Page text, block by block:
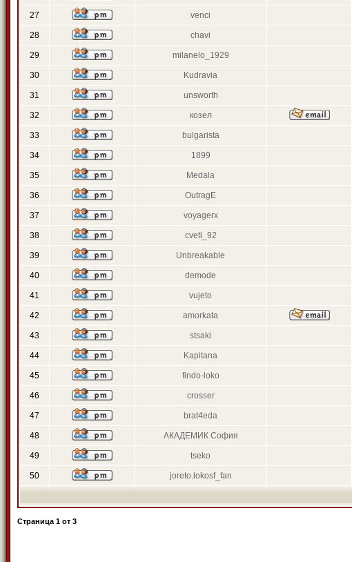
27 venci
28 chavi
29 milanelo_1929
30 Kudravia
31 unsworth
32 козел
33 bulgarista
34 1899
35 Medala
36 OutragE
37 voyagerx
38 cveti_92
39 Unbreakable
40 demode
41 vujeto
42 amorkata
43 stsaki
44 Kapitana
45 findo-loko
46 crosser
47 brat4eda
48 АКАДЕМИК София
49 tseko
50 joreto.lokosf_fan
Страница 1 от 3